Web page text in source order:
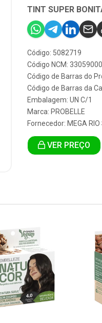
TINT SUPER
Código: 5082719
Código NCM: 33059000
Código de Barras do
Código de Barras da
Embalagem: UN C/1
Marca: PROBELLE
Fornecedor: MEGA
VER PREÇO